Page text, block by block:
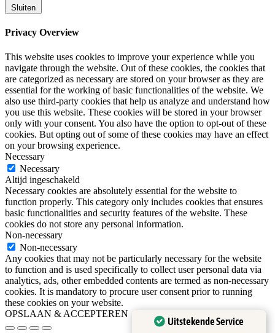
Sluiten
Privacy Overview
This website uses cookies to improve your experience while you
navigate through the website. Out of these cookies, the cookies that
are categorized as necessary are stored on your browser as they are
essential for the working of basic functionalities of the website. We
also use third-party cookies that help us analyze and understand how
you use this website. These cookies will be stored in your browser
only with your consent. You also have the option to opt-out of these
cookies. But opting out of some of these cookies may have an effect
on your browsing experience.
Necessary
Necessary
Altijd ingeschakeld
Necessary cookies are absolutely essential for the website to
function properly. This category only includes cookies that ensures
basic functionalities and security features of the website. These
cookies do not store any personal information.
Non-necessary
Non-necessary
Any cookies that may not be particularly necessary for the website
to function and is used specifically to collect user personal data via
analytics, ads, other embedded contents are termed as non-necessary
cookies. It is mandatory to procure user consent prior to running
these cookies on your website.
OPSLAAN & ACCEPTEREN
Uitstekende Service